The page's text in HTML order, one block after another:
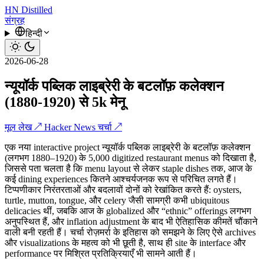
HN Distilled
संग्रह
हिन्दी
2026-06-28
न्यूयॉर्क पब्लिक लाइब्रेरी के बटलॉफ़ कलेक्शन
(1880-1920) से 5k मेनू
मूल लेख ↗ Hacker News चर्चा ↗
एक नया interactive project न्यूयॉर्क पब्लिक लाइब्रेरी के बटलॉफ़ कलेक्शन
(लगभग 1880–1920) के 5,000 digitized restaurant menus को दिखाता है,
जिससे पता चलता है कि menu layout से लेकर staple dishes तक, आज के
कई dining experiences कितने आश्चर्यजनक रूप से परिचित लगते हैं।
टिप्पणीकार निरंतरताओं और बदलावों दोनों को रेखांकित करते हैं: oysters,
turtle, mutton, tongue, और celery जैसी सामग्री कभी ubiquitous
delicacies थीं, जबकि आज के globalized और “ethnic” offerings लगभग
अनुपस्थित हैं, और inflation adjustment के बाद भी ऐतिहासिक कीमतें चौंकाने
वाली बनी रहती हैं। चर्चा रोज़मर्रा के इतिहास को समझने के लिए ऐसे archives
और visualizations के महत्व को भी छूती है, साथ ही site के interface और
performance पर मिश्रित प्रतिक्रियाएँ भी सामने आती हैं।